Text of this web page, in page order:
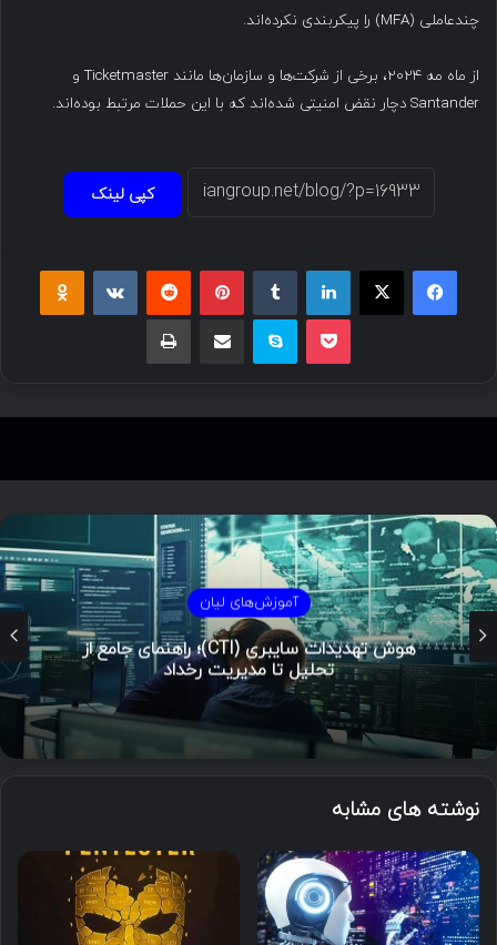
چندعاملی (MFA) را پیکربندی نکرده‌اند.
از ماه مه ۲۰۲۴، برخی از شرکت‌ها و سازمان‌ها مانند Ticketmaster و
Santander دچار نقض امنیتی شده‌اند که با این حملات مرتبط بوده‌اند.
کپی لینک
فیسبوک ایکس لینکداین پینتریست
پاکت اسکایپ چاپ
آموزش‌های لیان
هوش تهدیدات سایبری (CTI)؛ راهنمای جامع از
تحلیل تا مدیریت رخداد
نوشته های مشابه